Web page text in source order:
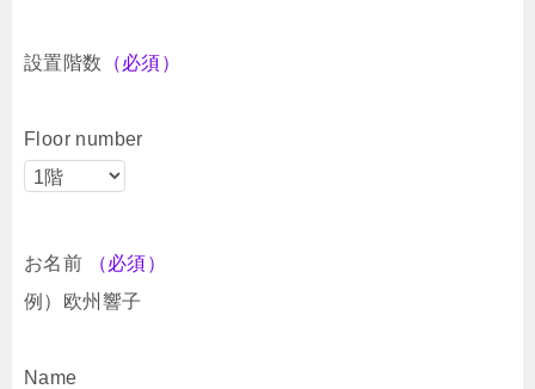
設置階数 （必須）
Floor number
お名前
（必須）
例）欧州響子
Name